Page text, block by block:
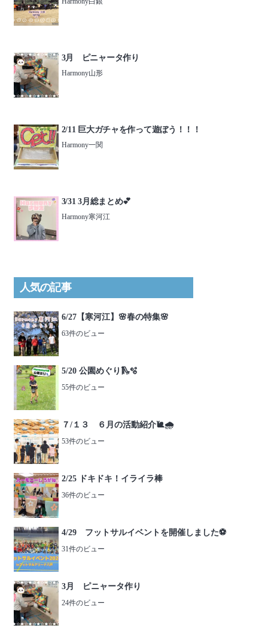
3月 ピニャータ作り
Harmony山形
2/11 巨大ガチャを作って遊ぼう！！！
Harmony一関
3/31 3月総まとめ💕
Harmony寒河江
人気の記事
6/27【寒河江】🌸春の特集🌸
63件のビュー
5/20 公園めぐり🛝🫧
55件のビュー
７/１３ ６月の活動紹介🐌🌧️
53件のビュー
2/25 ドキドキ！イライラ棒
36件のビュー
4/29 フットサルイベントを開催しました⚽️
31件のビュー
3月 ピニャータ作り
24件のビュー